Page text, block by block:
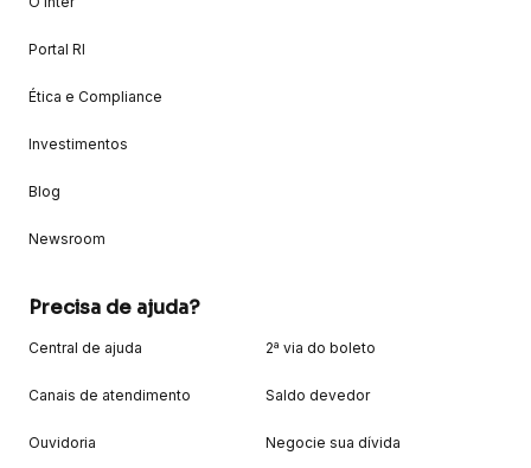
Portal RI
Ética e Compliance
Investimentos
Blog
Newsroom
Precisa de ajuda?
Central de ajuda
Canais de atendimento
Ouvidoria
2ª via do boleto
Saldo devedor
Negocie sua dívida